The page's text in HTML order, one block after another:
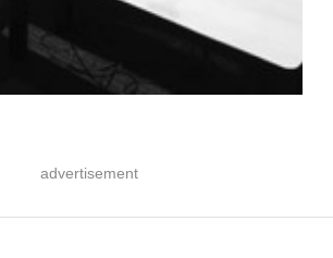
advertisement